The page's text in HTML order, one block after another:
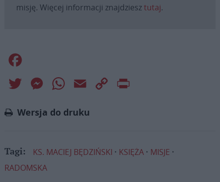
misję. Więcej informacji znajdziesztutaj.
Twitter MessengerWhatsApp
Email
Copy
Wersja do druku
Tagi: KS. MACIEJ BĘDZIŃSKI KSIĘŻA
MISJE
RADOMSKA